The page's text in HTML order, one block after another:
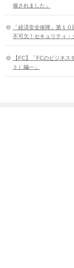
催されました」
「経済安全保障」第１
不可欠！セキュリティ・
【FC】「FCのビジネ
ト）編―」